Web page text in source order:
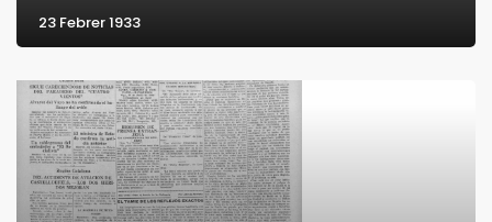
23 Febrer 1933